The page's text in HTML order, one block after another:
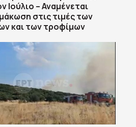
Ιούλιο – Αναμένεται
στις τιμές των
και των τροφίμων